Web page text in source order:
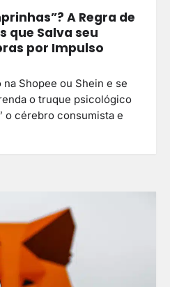
A Regra de
que Salva seu
por Impulso
Shopee ou Shein e se
o truque psicológico
o cérebro consumista e